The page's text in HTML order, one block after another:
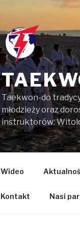
Taekwon-do
młodzieży oraz
instruktorów:
Wideo
Kontakt Nasi